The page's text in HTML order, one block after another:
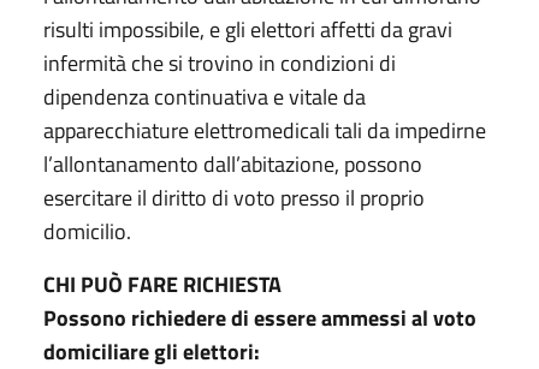
risulti impossibile, e gli elettori affetti da gravi
infermità che si trovino in condizioni di
dipendenza continuativa e vitale da
apparecchiature elettromedicali tali da impedirne
l’allontanamento dall’abitazione, possono
esercitare il diritto di voto presso il proprio
domicilio.
CHI PUÒ FARE RICHIESTA
Possono richiedere di essere ammessi al voto
domiciliare gli elettori: